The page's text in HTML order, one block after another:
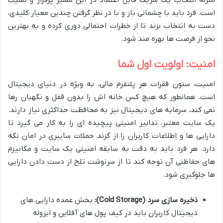
است. فرد باید با چشمانی باز و با در نظر گرفتن چندین معیار کلیدی،
دست به انتخاب بزند تا از خطرات احتمالی دوری کرده و به بهترین
نحو از فرصت ها بهره مند شود.
امنیت: اولویت اول شما
امنیت، ستون فقرات هر پلتفرم مالی، به ویژه در دنیای دیجیتال
است. همانطور که هیچ کس خانه اش را بدون قفل و نگهبان رها
نمی کند، سرمایه های دیجیتال نیز به محافظت حداکثری نیاز دارند.
یک سایت معتبر، تدابیر امنیتی پیچیده ای را به کار می گیرد تا
دارایی ها و اطلاعات کاربران را از گزند حملات سایبری در امان نگه
دارد. هر فرد باید به دقت به سابقه امنیتی یک سایت و مکانیزم
های حفاظتی آن توجه کند تا از سرنوشت تلخ از دست دادن دارایی
ها جلوگیری شود.
ذخیره سازی سرد (Cold Storage):
بخش عمده دارایی های
دیجیتال کاربران باید در کیف پول های آفلاین و ایزوله